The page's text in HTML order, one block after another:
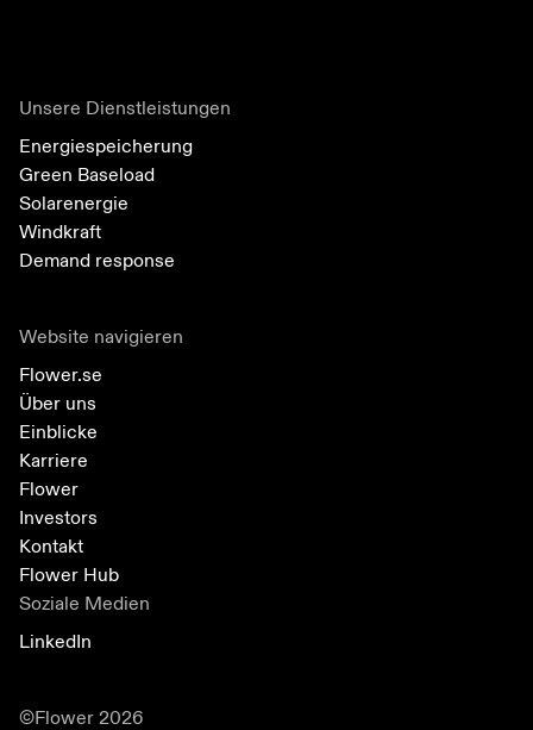
Unsere Dienstleistungen
Energiespeicherung
Green Baseload
Solarenergie
Windkraft
Demand response
Website navigieren
Flower.se
Über uns
Einblicke
Karriere
Flower
Investors
Kontakt
Flower Hub
Soziale Medien
LinkedIn
©Flower 2026